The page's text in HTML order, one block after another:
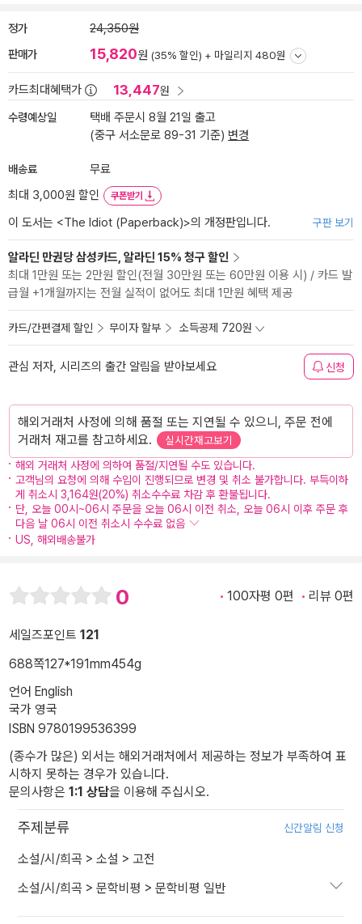
정가 24,350원
판매가 15,820원 (35% 할인) + 마일리지 480원
카드최대혜택가 13,447원
수령예상일
택배 주문시 8월 21일 출고
(중구 서소문로 89-31 기준) 변경
배송료
무료
최대 3,000원 할인
쿠폰받기
이 도서는 <The Idiot (Paperback)>의 개정판입니다. 구판 보기
알라딘 만권당 삼성카드, 알라딘 15% 청구 할인
최대 1만원 또는 2만원 할인(전월 30만원 또는 60만원 이용 시) / 카드 발
급월 +1개월까지는 전월 실적이 없어도 최대 1만원 혜택 제공
카드/간편결제 할인 무이자 할부 소득공제 720원
관심 저자, 시리즈의 출간 알림을 받아보세요 신청
해외거래처 사정에 의해 품절 또는 지연될 수 있으니, 주문 전에
거래처 재고를 참고하세요.
실시간재고보기
해외 거래처 사정에 의하여 품절/지연될 수도 있습니다.
고객님의 요청에 의해 수입이 진행되므로 변경 및 취소 불가합니다. 부득이하
게 취소시 3,164원(20%) 취소수수료 차감 후 환불됩니다.
단, 오늘 00시~06시 주문을 오늘 06시 이전 취소, 오늘 06시 이후 주문 후
다음 날 06시 이전 취소시 수수료 없음
US, 해외배송불가
0 100자평 0편 리뷰 0편
세일즈포인트 121
688쪽127*191mm454g
언어 English
국가 영국
ISBN 9780199536399
(종수가 많은) 외서는 해외거래처에서 제공하는 정보가 부족하여 표
시하지 못하는 경우가 있습니다.
문의사항은 1:1 상담을 이용해 주십시오.
주제분류 신간알림 신청
소설/시/희곡 > 소설 > 고전
소설/시/희곡 > 문학비평 > 문학비평 일반